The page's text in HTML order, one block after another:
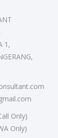
1,
Only)
Only)